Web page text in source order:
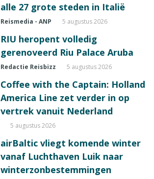
alle 27 grote steden in Italië
Reismedia - ANP 5 augustus 2026
RIU heropent volledig
gerenoveerd Riu Palace Aruba
Redactie Reisbizz 5 augustus 2026
Coffee with the Captain: Holland
America Line zet verder in op
vertrek vanuit Nederland
5 augustus 2026
airBaltic vliegt komende winter
vanaf Luchthaven Luik naar
winterzonbestemmingen